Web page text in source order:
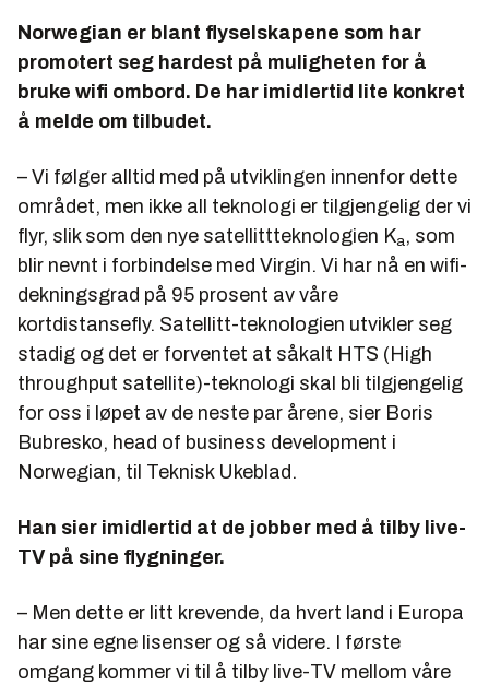
Norwegian er blant flyselskapene som har
promotert seg hardest på muligheten for å
bruke wifi ombord. De har imidlertid lite konkret
å melde om tilbudet.
– Vi følger alltid med på utviklingen innenfor dette
området, men ikke all teknologi er tilgjengelig der vi
flyr, slik som den nye satellittteknologien Ka, som
blir nevnt i forbindelse med Virgin. Vi har nå en wifi-
dekningsgrad på 95 prosent av våre
kortdistansefly. Satellitt-teknologien utvikler seg
stadig og det er forventet at såkalt HTS (High
throughput satellite)-teknologi skal bli tilgjengelig
for oss i løpet av de neste par årene, sier Boris
Bubresko, head of business development i
Norwegian, til Teknisk Ukeblad.
Han sier imidlertid at de jobber med å tilby live-
TV på sine flygninger.
– Men dette er litt krevende, da hvert land i Europa
har sine egne lisenser og så videre. I første
omgang kommer vi til å tilby live-TV mellom våre